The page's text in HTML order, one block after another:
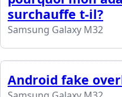
surchauffe t-il?
Samsung Galaxy M32
Android fake